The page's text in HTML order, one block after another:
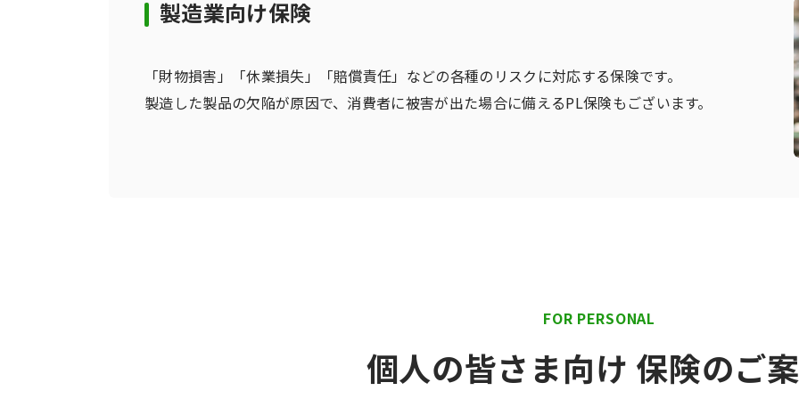
製造業向け保険
「財物損害」「休業損失」「賠償責任」などの各種のリスクに対応する保険です。
製造した製品の欠陥が原因で、消費者に被害が出た場合に備えるPL保険もございます。
FOR PERSONAL
個人の皆さま向け 保険のご